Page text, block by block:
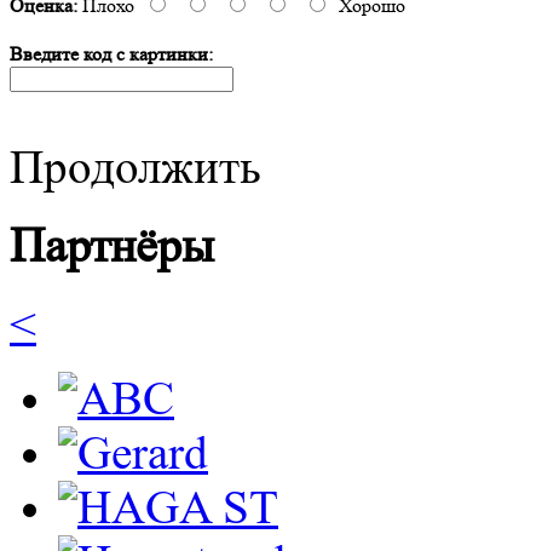
Оценка: Плохо Хорошо
Введите код с картинки:
Продолжить
Партнёры
<